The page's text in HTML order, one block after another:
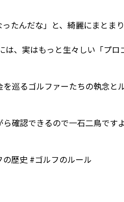
たんだな」と、綺麗にまとまり
、実はもっと生々しい「プロ
巡るゴルファーたちの執念と
確認できるので一石二鳥です
歴史 #ゴルフのルール